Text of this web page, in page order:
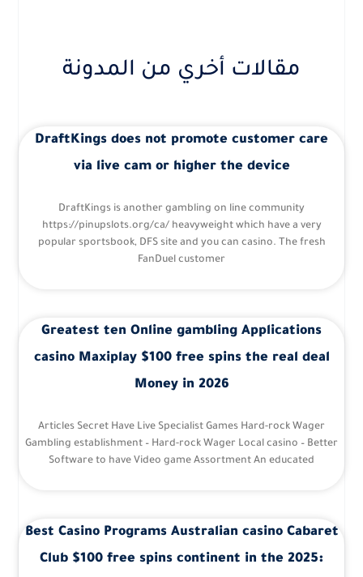
مقالات أخري من المدونة
DraftKings does not promote customer care
via live cam or higher the device
DraftKings is another gambling on line community
https://pinupslots.org/ca/ heavyweight which have a very
popular sportsbook, DFS site and you can casino. The fresh
FanDuel customer
Greatest ten Online gambling Applications
casino Maxiplay $100 free spins the real deal
Money in 2026
Articles Secret Have Live Specialist Games Hard-rock Wager
Gambling establishment – Hard-rock Wager Local casino – Better
Software to have Video game Assortment An educated
Best Casino Programs Australian casino Cabaret
Club $100 free spins continent in the 2025: